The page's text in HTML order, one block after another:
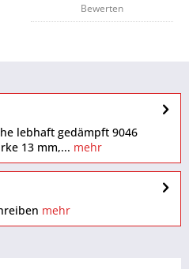
Bewerten
lebhaft gedämpft 9046
13 mm,... mehr
mehr